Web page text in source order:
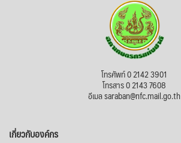
โทรศัพท์ 0 2142 3901
โทรสาร 0 2143 7608
อีเมล saraban@nfc.mail.go.th
เกี่ยวกับองค์กร